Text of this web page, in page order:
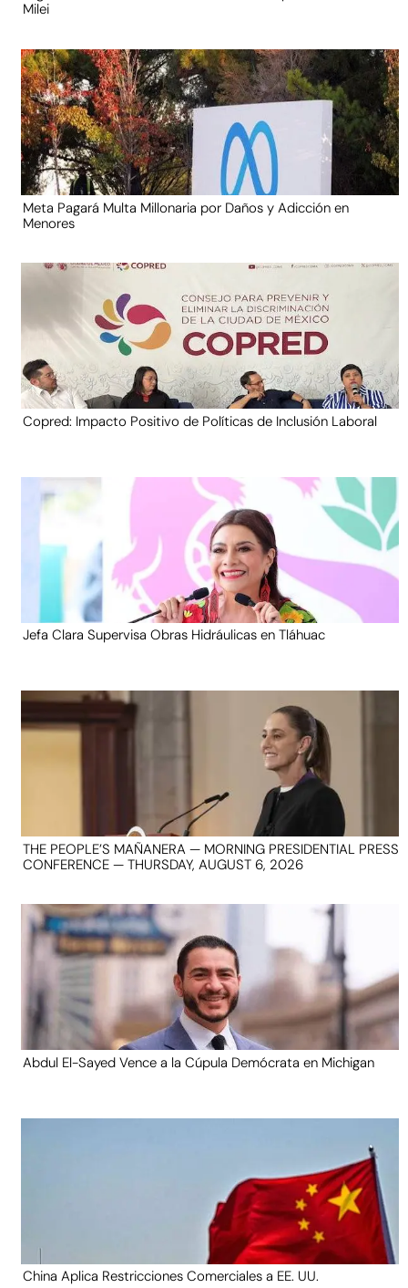
Milei
Meta Pagará Multa Millonaria por Daños y Adicción en
Menores
Copred: Impacto Positivo de Políticas de Inclusión Laboral
Jefa Clara Supervisa Obras Hidráulicas en Tláhuac
THE PEOPLE’S MAÑANERA — MORNING PRESIDENTIAL PRESS
CONFERENCE — THURSDAY, AUGUST 6, 2026
Abdul El-Sayed Vence a la Cúpula Demócrata en Michigan
China Aplica Restricciones Comerciales a EE. UU.